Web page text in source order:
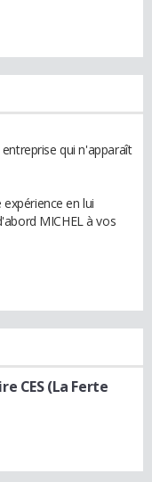
qui n'apparaît
en lui
MICHEL à vos
CES (La Ferte